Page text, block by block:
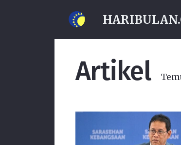
Artikel